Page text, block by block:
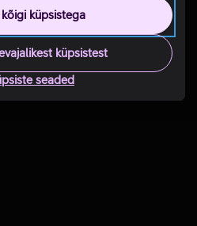
küpsistega
küpsistest
seaded